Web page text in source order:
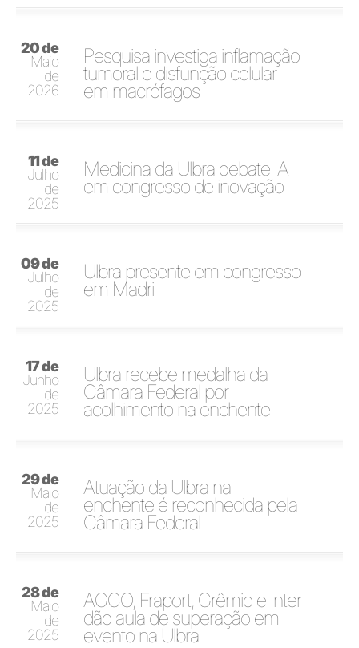
20 de
Maio
de
2026
Pesquisa investiga inflamação
tumoral e disfunção celular
em macrófagos
11 de
Julho
de
2025
Medicina da Ulbra debate IA
em congresso de inovação
09 de
Julho
de
2025
Ulbra presente em congresso
em Madri
17 de
Junho
de
2025
Ulbra recebe medalha da
Câmara Federal por
acolhimento na enchente
29 de
Maio
de
2025
Atuação da Ulbra na
enchente é reconhecida pela
Câmara Federal
28 de
Maio
de
2025
AGCO, Fraport, Grêmio e Inter
dão aula de superação em
evento na Ulbra